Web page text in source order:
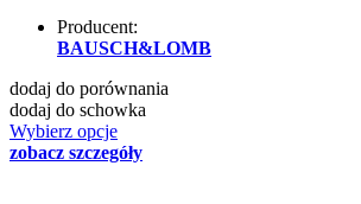
Producent:
BAUSCH&LOMB
dodaj do porównania
dodaj do schowka
Wybierz opcje
zobacz szczegóły